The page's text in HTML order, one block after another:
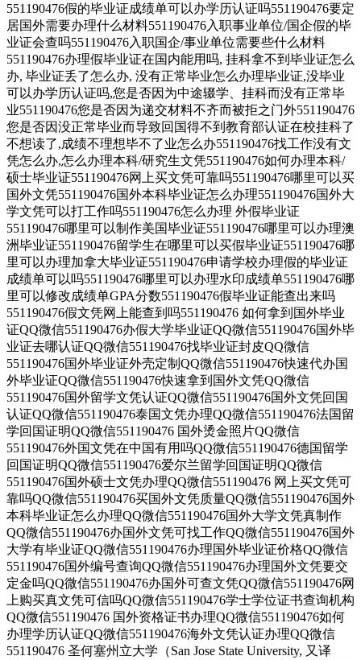
551190476假的毕业证成绩单可以办学历认证吗551190476要定
居国外需要办理什么材料551190476入职事业单位/国企假的毕
业证会查吗551190476入职国企/事业单位需要些什么材料
551190476办理假毕业证在国内能用吗, 挂科拿不到毕业证怎么
办, 毕业证丢了怎么办, 没有正常毕业怎么办理毕业证,没毕业
可以办学历认证吗,您是否因为中途辍学、挂科而没有正常毕
业551190476您是否因为递交材料不齐而被拒之门外551190476
您是否因没正常毕业而导致回国得不到教育部认证在校挂科了
不想读了,成绩不理想毕不了业怎么办551190476找工作没有文
凭怎么办,怎么办理本科/研究生文凭551190476如何办理本科/
硕士毕业证551190476网上买文凭可靠吗551190476哪里可以买
国外文凭551190476国外本科毕业证怎么办理551190476国外大
学文凭可以打工作吗551190476怎么办理 外假毕业证
551190476哪里可以制作美国毕业证551190476哪里可以办理澳
洲毕业证551190476留学生在哪里可以买假毕业证551190476哪
里可以办理加拿大毕业证551190476申请学校办理假的毕业证
成绩单可以吗551190476哪里可以办理水印成绩单551190476哪
里可以修改成绩单GPA分数551190476假毕业证能查出来吗
551190476假文凭网上能查到吗551190476 如何拿到国外毕业
证QQ微信551190476办假大学毕业证QQ微信551190476国外毕
业证去哪认证QQ微信551190476找毕业证封皮QQ微信
551190476国外毕业证外壳定制QQ微信551190476快速代办国
外毕业证QQ微信551190476快速拿到国外文凭QQ微信
551190476国外留学文凭认证QQ微信551190476国外文凭回国
认证QQ微信551190476泰国文凭办理QQ微信551190476法国留
学回国证明QQ微信551190476 国外烫金照片QQ微信
551190476外国文凭在中国有用吗QQ微信551190476德国留学
回国证明QQ微信551190476爱尔兰留学回国证明QQ微信
551190476国外硕士文凭办理QQ微信551190476 网上买文凭可
靠吗QQ微信551190476买国外文凭质量QQ微信551190476国外
本科毕业证怎么办理QQ微信551190476国外大学文凭真制作
QQ微信551190476办国外文凭可找工作QQ微信551190476国外
大学有毕业证QQ微信551190476办理国外毕业证价格QQ微信
551190476国外编号查询QQ微信551190476办理国外文凭要交
定金吗QQ微信551190476办国外可查文凭QQ微信551190476网
上购买真文凭可信吗QQ微信551190476学士学位证书查询机构
QQ微信551190476 国外资格证书办理QQ微信551190476如何
办理学历认证QQ微信551190476海外文凭认证办理QQ微信
551190476 圣何塞州立大学（San Jose State University, 又译